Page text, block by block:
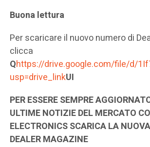
Buona lettura
Per scaricare il nuovo numero di
clicca
Qhttps://drive.google.com/file/d/
usp=drive_linkUI
PER ESSERE SEMPRE
ULTIME NOTIZIE DEL MERCATO
ELECTRONICS SCARICA LA
DEALER MAGAZINE